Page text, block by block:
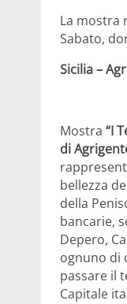
La mostra
Sabato,
Sicilia –
Mostra “I
di
bellezza
della
bancarie,
Depero,
ognuno di
passare il
Capitale